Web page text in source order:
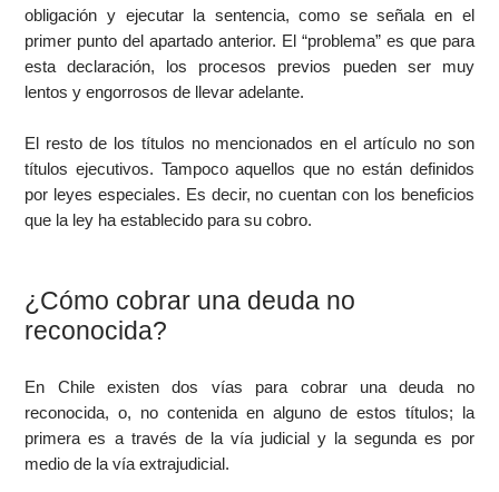
obligación y ejecutar la sentencia, como se señala en el
primer punto del apartado anterior. El “problema” es que para
esta declaración, los procesos previos pueden ser muy
lentos y engorrosos de llevar adelante.
El resto de los títulos no mencionados en el artículo no son
títulos ejecutivos. Tampoco aquellos que no están definidos
por leyes especiales. Es decir, no cuentan con los beneficios
que la ley ha establecido para su cobro.
¿Cómo cobrar una deuda no
reconocida?
En Chile existen dos vías para cobrar una deuda no
reconocida, o, no contenida en alguno de estos títulos; la
primera es a través de la vía judicial y la segunda es por
medio de la vía extrajudicial.